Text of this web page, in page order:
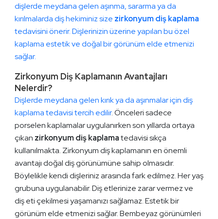
dişlerde meydana gelen aşınma, sararma ya da
kırılmalarda diş hekiminiz size zirkonyum diş kaplama
tedavisini önerir. Dişlerinizin üzerine yapılan bu özel
kaplama estetik ve doğal bir görünüm elde etmenizi
sağlar.
Zirkonyum Diş Kaplamanın Avantajları
Nelerdir?
Dişlerde meydana gelen kırık ya da aşınmalar için diş
kaplama tedavisi tercih edilir. Önceleri sadece
porselen kaplamalar uygulanırken son yıllarda ortaya
çıkan zirkonyum diş kaplamatedavisi sıkça
kullanılmakta. Zirkonyum diş kaplamanın en önemli
avantajı doğal diş görünümüne sahip olmasıdır.
Böylelikle kendi dişleriniz arasında fark edilmez. Her yaş
grubuna uygulanabilir. Diş etlerinize zarar vermez ve
diş eti çekilmesi yaşamanızı sağlamaz. Estetik bir
görünüm elde etmenizi sağlar. Bembeyaz görünümleri